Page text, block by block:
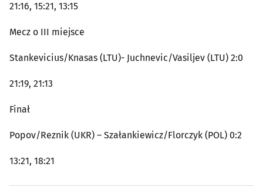
21:16, 15:21, 13:15
Mecz o III miejsce
Stankevicius/Knasas (LTU)- Juchnevic/Vasiljev (LTU) 2:0
21:19, 21:13
Finał
Popov/Reznik (UKR) – Szałankiewicz/Florczyk (POL) 0:2
13:21, 18:21